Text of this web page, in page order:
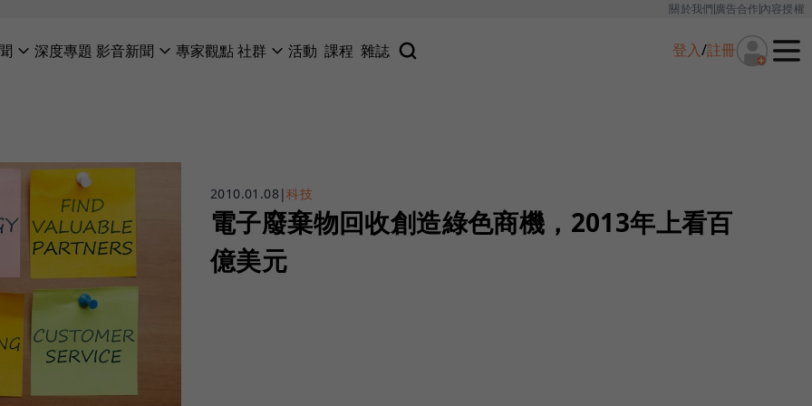
關於我們廣告合作內容授權
深度專題 影音新聞 專家觀點社群 活動 課程 雜誌 登入/註冊
2010.01.08|科技
電子廢棄物回收創造綠色商機，2013年上看百
億美元